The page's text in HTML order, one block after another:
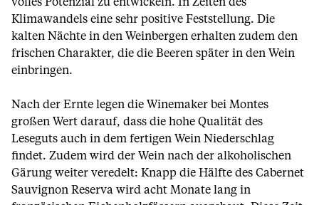
Klimawandels eine sehr positive Feststellung. Die
kalten Nächte in den Weinbergen erhalten zudem den
frischen Charakter, die die Beeren später in den Wein
einbringen.
Nach der Ernte legen die Winemaker bei Montes
großen Wert darauf, dass die hohe Qualität des
Leseguts auch in dem fertigen Wein Niederschlag
findet. Zudem wird der Wein nach der alkoholischen
Gärung weiter veredelt: Knapp die Hälfte des Cabernet
Sauvignon Reserva wird acht Monate lang in